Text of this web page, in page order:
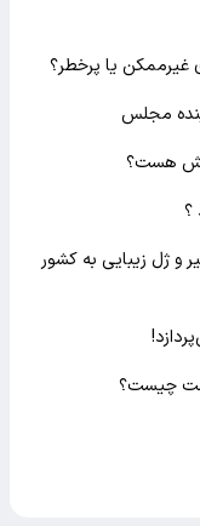
غیرممکن یا پرخطر؟
مجلس
؟
و ژل زیبایی به کشور
علت چیست؟